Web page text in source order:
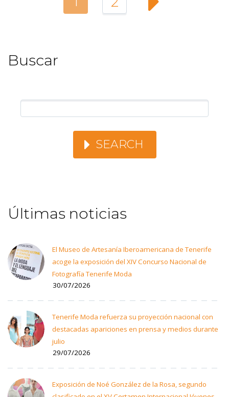
Buscar
SEARCH
Últimas noticias
El Museo de Artesanía Iberoamericana de Tenerife
acoge la exposición del XIV Concurso Nacional de
Fotografía Tenerife Moda
30/07/2026
Tenerife Moda refuerza su proyección nacional con
destacadas apariciones en prensa y medios durante
julio
29/07/2026
Exposición de Noé González de la Rosa, segundo